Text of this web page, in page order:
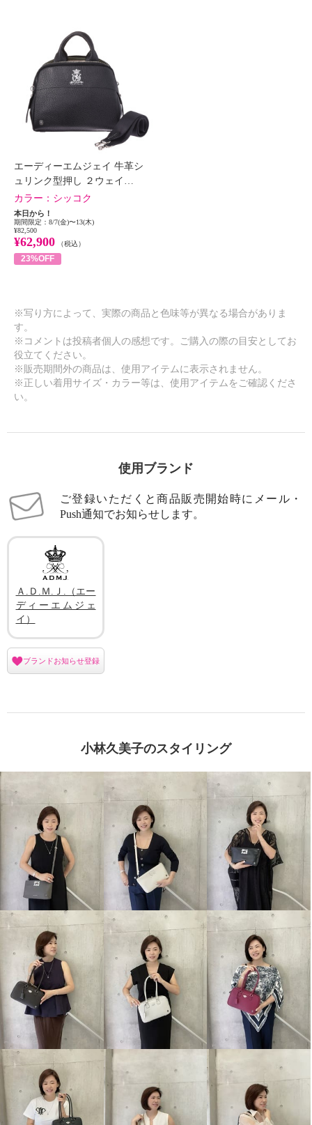
エーディーエムジェイ 牛革シ
ュリンク型押し ２ウェイ…
カラー： シッコク
本日から！
期間限定：8/7(金)〜13(木)
¥82,500
¥62,900 （税込）
23%OFF
※写り方によって、実際の商品と色味等が異なる場合がありま
す。
※コメントは投稿者個人の感想です。ご購入の際の目安としてお
役立てください。
※販売期間外の商品は、使用アイテムに表示されません。
※正しい着用サイズ・カラー等は、使用アイテムをご確認くださ
い。
使用ブランド
ご登録いただくと商品販売開始時にメール・
Push通知でお知らせします。
Ａ.Ｄ.Ｍ.Ｊ.（エー
ディーエムジェ
イ）
ブランドお知らせ登録
小林久美子のスタイリング